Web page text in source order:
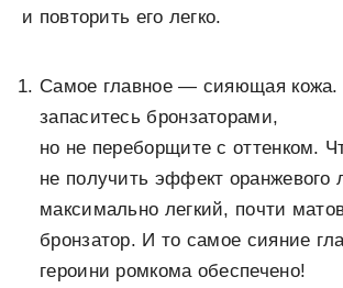
и повторить его легко.
Самое главное — сияющая кожа.
запаситесь бронзаторами,
но не переборщите с оттенком.
не получить эффект оранжевого
максимально легкий, почти
бронзатор. И то самое сияние
героини ромкома обеспечено!